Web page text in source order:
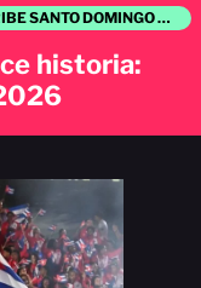
JUEGOS CENTROAMERICANOS Y DEL CARIBE SANTO DOMINGO 2026
historia: